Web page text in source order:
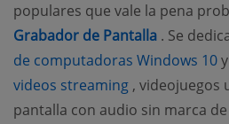
populares que vale la pena
Grabador de Pantalla (opens
. Se
de computadoras Windows 10
videos streaming (opens new
, videojuegos
pantalla con audio sin marca